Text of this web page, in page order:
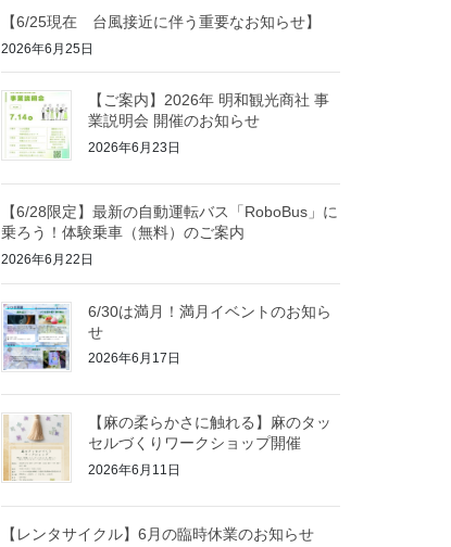
【6/25現在 台風接近に伴う重要なお知らせ】
2026年6月25日
【ご案内】2026年 明和観光商社 事
業説明会 開催のお知らせ
2026年6月23日
【6/28限定】最新の自動運転バス「RoboBus」に
乗ろう！体験乗車（無料）のご案内
2026年6月22日
6/30は満月！満月イベントのお知ら
せ
2026年6月17日
【麻の柔らかさに触れる】麻のタッ
セルづくりワークショップ開催
2026年6月11日
【レンタサイクル】6月の臨時休業のお知らせ